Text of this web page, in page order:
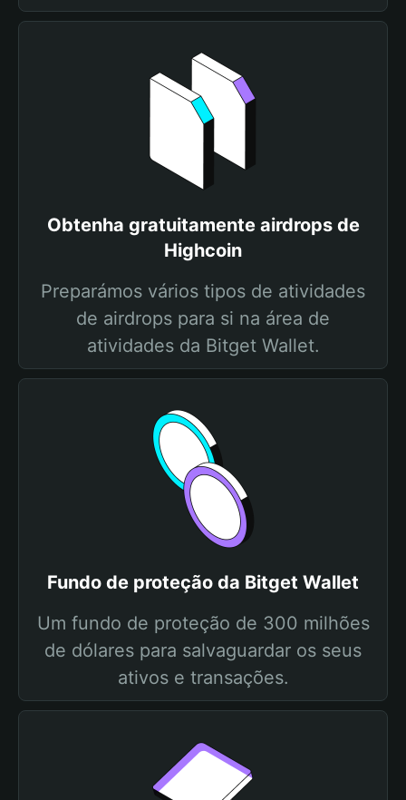
Obtenha gratuitamente airdrops de
Highcoin
Preparámos vários tipos de atividades
de airdrops para si na área de
atividades da Bitget Wallet.
Fundo de proteção da Bitget Wallet
Um fundo de proteção de 300 milhões
de dólares para salvaguardar os seus
ativos e transações.